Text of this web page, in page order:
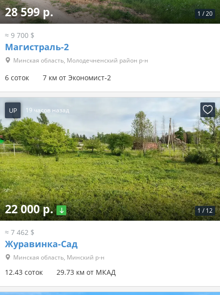
1 /20
28 599 р.
≈ 9 700 $
Магистраль-2
Минская область, Молодечненский район р-н
6 соток 7 км от Экономист-2
UP 19 часов назад
1 / 12
22 000 р.
≈ 7 462 $
Журавинка-Сад
Минская область, Минский р-н
12.43 соток 29.73 км от МКАД